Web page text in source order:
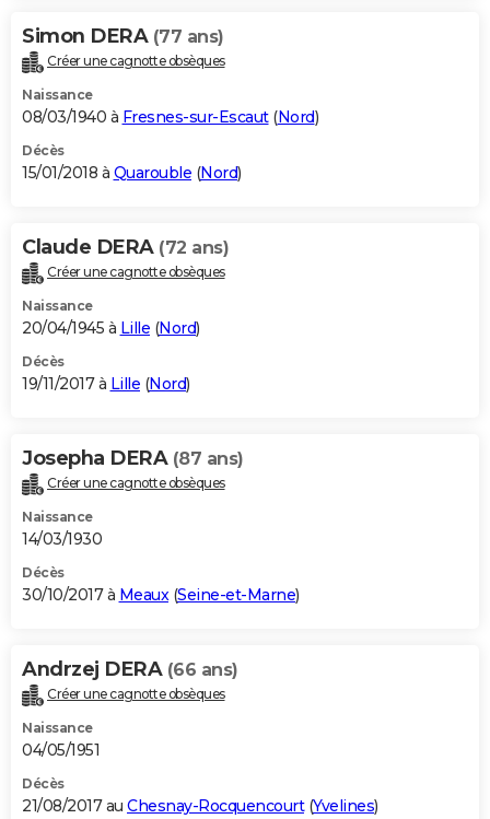
Simon DERA (77 ans)
Créer une cagnotte obsèques
Naissance
08/03/1940 à Fresnes-sur-Escaut(Nord)
Décès
15/01/2018 à Quarouble (Nord)
Claude DERA (72 ans)
Créer une cagnotte obsèques
Naissance
20/04/1945 à Lille (Nord)
Décès
19/11/2017 à Lille (Nord)
Josepha DERA (87 ans)
Créer une cagnotte obsèques
Naissance
14/03/1930
Décès
30/10/2017 à Meaux(Seine-et-Marne)
Andrzej DERA (66 ans)
Créer une cagnotte obsèques
Naissance
04/05/1951
Décès
21/08/2017 au Chesnay-Rocquencourt(Yvelines)